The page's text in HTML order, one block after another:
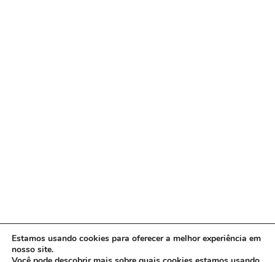
Estamos usando cookies para oferecer a melhor experiência em
nosso site.